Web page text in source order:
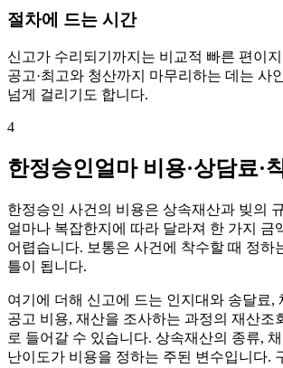
절차에 드는 시간
신고가 수리되기까지는 비교적 빠른 편이
공고·최고와 청산까지 마무리하는 데는 사
넘게 걸리기도 합니다.
4
한정승인얼마 비용·상담료·
한정승인 사건의 비용은 상속재산과 빚의
얼마나 복잡한지에 따라 달라져 한 가지 금
어렵습니다. 보통은 사건에 착수할 때 정하
틀이 됩니다.
여기에 더해 신고에 드는 인지대와 송달료,
공고 비용, 재산을 조사하는 과정의 재산조
로 들어갈 수 있습니다. 상속재산의 종류,
난이도가 비용을 정하는 주된 변수입니다.